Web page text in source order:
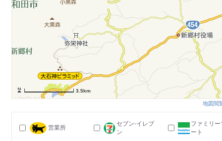
3.5km
地図閲
営業所
セブン-イレブ
ン
ファミリー
ート